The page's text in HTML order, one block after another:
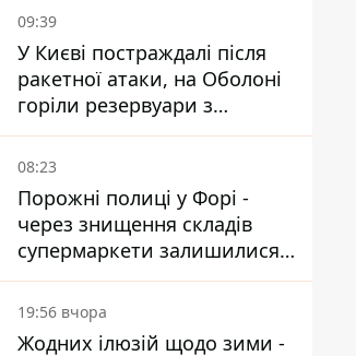
09:39
У Києві постраждалі після
ракетної атаки, на Оболоні
горіли резервуари з
паливом
08:23
Порожні полиці у Форі -
через знищення складів
супермаркети залишилися
без асортименту
19:56 вчора
Жодних ілюзій щодо зими -